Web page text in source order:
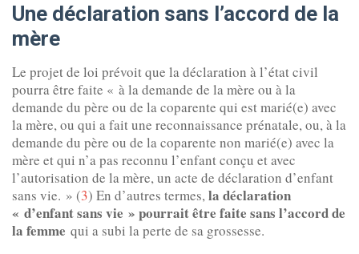
Une déclaration sans l’accord de la
mère
Le projet de loi prévoit que la déclaration à l’état civil
pourra être faite « à la demande de la mère ou à la
demande du père ou de la coparente qui est marié(e) avec
la mère, ou qui a fait une reconnaissance prénatale, ou, à la
demande du père ou de la coparente non marié(e) avec la
mère et qui n’a pas reconnu l’enfant conçu et avec
l’autorisation de la mère, un acte de déclaration d’enfant
sans vie. » (3) En d’autres termes, la déclaration
« d’enfant sans vie » pourrait être faite sans l’accord de
la femme qui a subi la perte de sa grossesse.